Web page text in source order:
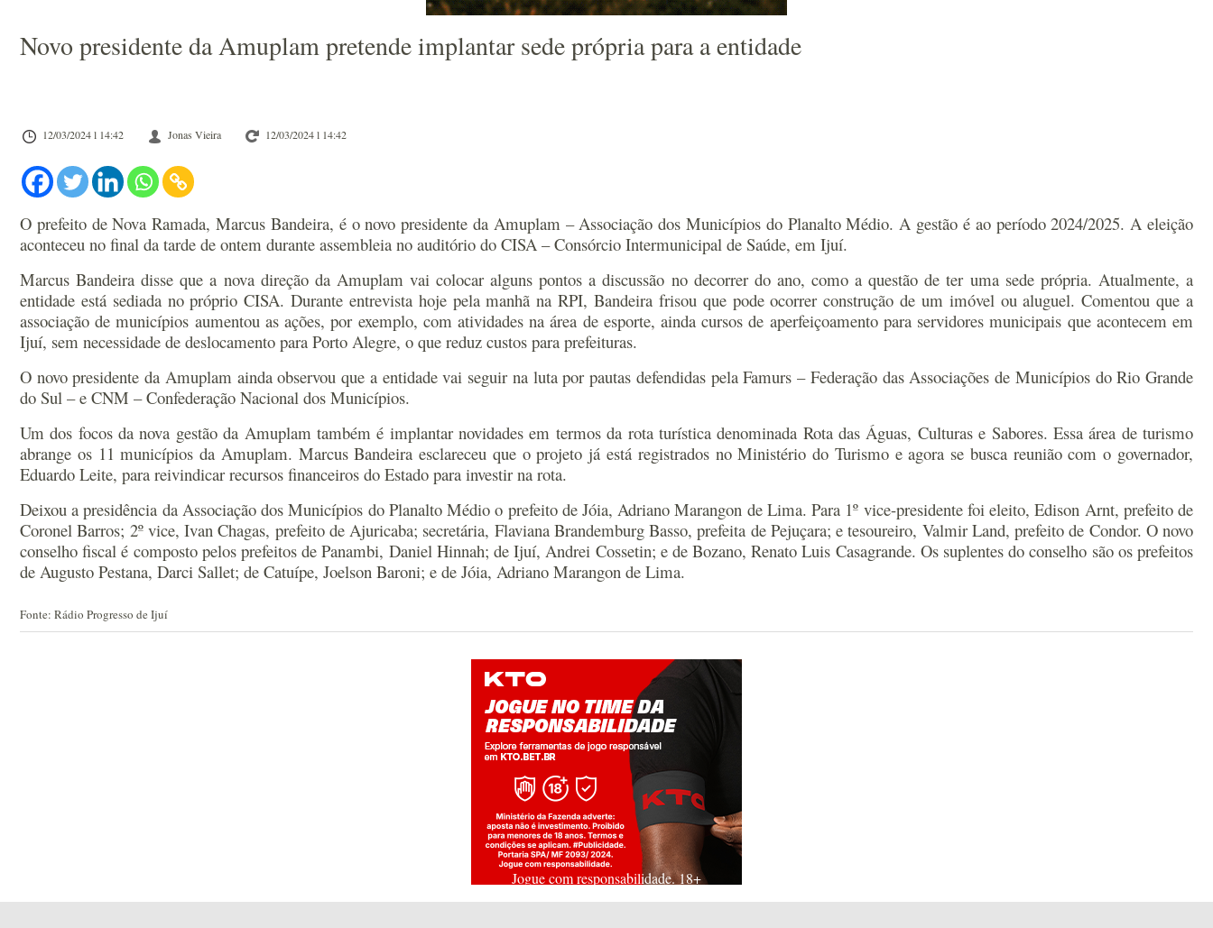
Novo presidente da Amuplam pretende implantar sede própria para a entidade
12/03/2024 l 14:42 Jonas Vieira 12/03/2024 l 14:42
O prefeito de Nova Ramada, Marcus Bandeira, é o novo presidente da Amuplam – Associação dos Municípios do Planalto Médio. A gestão é ao período 2024/2025. A eleição
aconteceu no final da tarde de ontem durante assembleia no auditório do CISA – Consórcio Intermunicipal de Saúde, em Ijuí.
Marcus Bandeira disse que a nova direção da Amuplam vai colocar alguns pontos a discussão no decorrer do ano, como a questão de ter uma sede própria. Atualmente, a
entidade está sediada no próprio CISA. Durante entrevista hoje pela manhã na RPI, Bandeira frisou que pode ocorrer construção de um imóvel ou aluguel. Comentou que a
associação de municípios aumentou as ações, por exemplo, com atividades na área de esporte, ainda cursos de aperfeiçoamento para servidores municipais que acontecem em
Ijuí, sem necessidade de deslocamento para Porto Alegre, o que reduz custos para prefeituras.
O novo presidente da Amuplam ainda observou que a entidade vai seguir na luta por pautas defendidas pela Famurs – Federação das Associações de Municípios do Rio Grande
do Sul – e CNM – Confederação Nacional dos Municípios.
Um dos focos da nova gestão da Amuplam também é implantar novidades em termos da rota turística denominada Rota das Águas, Culturas e Sabores. Essa área de turismo
abrange os 11 municípios da Amuplam. Marcus Bandeira esclareceu que o projeto já está registrados no Ministério do Turismo e agora se busca reunião com o governador,
Eduardo Leite, para reivindicar recursos financeiros do Estado para investir na rota.
Deixou a presidência da Associação dos Municípios do Planalto Médio o prefeito de Jóia, Adriano Marangon de Lima. Para 1º vice-presidente foi eleito, Edison Arnt, prefeito de
Coronel Barros; 2º vice, Ivan Chagas, prefeito de Ajuricaba; secretária, Flaviana Brandemburg Basso, prefeita de Pejuçara; e tesoureiro, Valmir Land, prefeito de Condor. O novo
conselho fiscal é composto pelos prefeitos de Panambi, Daniel Hinnah; de Ijuí, Andrei Cossetin; e de Bozano, Renato Luis Casagrande. Os suplentes do conselho são os prefeitos
de Augusto Pestana, Darci Sallet; de Catuípe, Joelson Baroni; e de Jóia, Adriano Marangon de Lima.
Fonte: Rádio Progresso de Ijuí
Jogue com responsabilidade. 18+